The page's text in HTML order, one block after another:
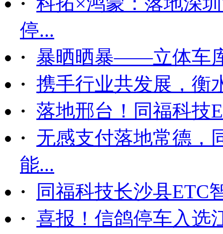
停...
· 暴晒晒暴——立体车
· 携手行业共发展，衡
· 落地邢台！同福科技
· 无感支付落地常德，
能...
·
同福科技长沙县ETC
· 喜报！信鸽停车入选